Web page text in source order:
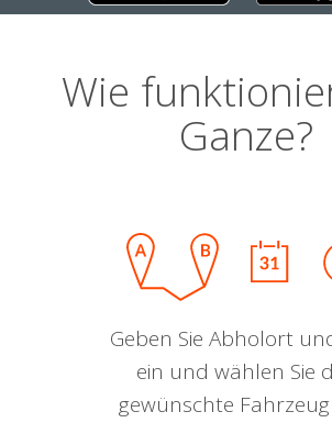
Wie
Ganze?
Geben Sie Abholort
ein und wählen Sie
gewünschte